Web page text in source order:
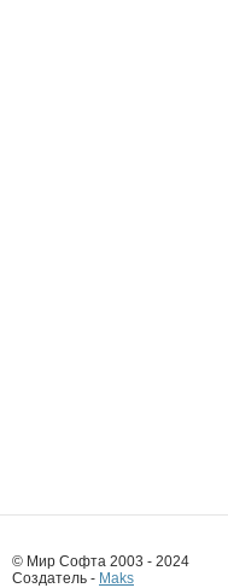
© Мир Софта 2003 - 2024
Создатель - Maks